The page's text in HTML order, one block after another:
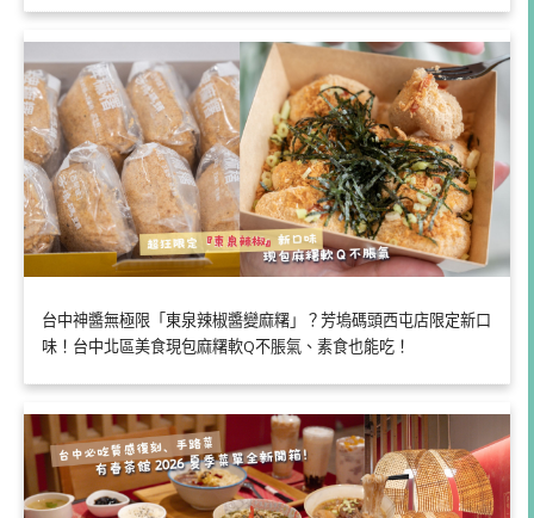
台中神醬無極限「東泉辣椒醬變麻糬」？芳塢碼頭西屯店限定新口
味！台中北區美食現包麻糬軟Q不脹氣、素食也能吃！